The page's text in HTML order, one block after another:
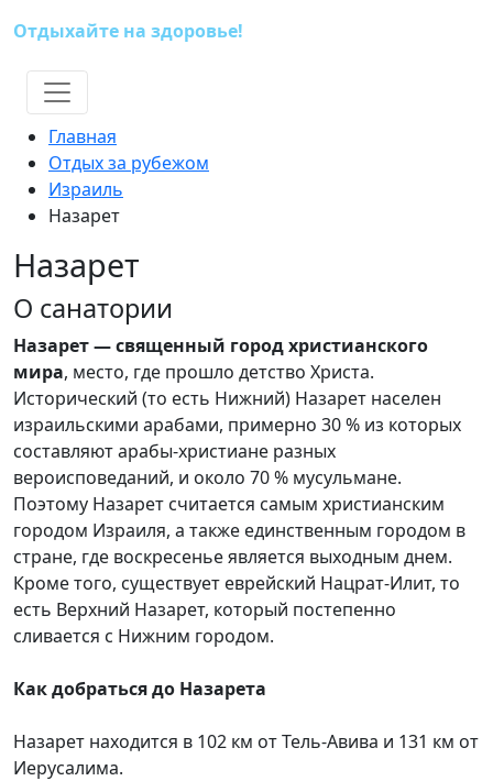
Отдыхайте на здоровье!
Главная
Отдых за рубежом
Израиль
Назарет
Назарет
О санатории
Назарет — священный город христианского
мира, место, где прошло детство Христа.
Исторический (то есть Нижний) Назарет населен
израильскими арабами, примерно 30 % из которых
составляют арабы-христиане разных
вероисповеданий, и около 70 % мусульмане.
Поэтому Назарет считается самым христианским
городом Израиля, а также единственным городом в
стране, где воскресенье является выходным днем.
Кроме того, существует еврейский Нацрат-Илит, то
есть Верхний Назарет, который постепенно
сливается с Нижним городом.
Как добраться до Назарета
Назарет находится в 102 км от Тель-Авива и 131 км от
Иерусалима.